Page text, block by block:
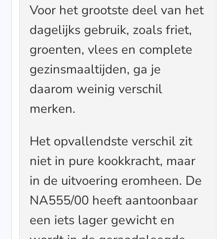
Voor het grootste deel van het
dagelijks gebruik, zoals friet,
groenten, vlees en complete
gezinsmaaltijden, ga je
daarom weinig verschil
merken.
Het opvallendste verschil zit
niet in pure kookkracht, maar
in de uitvoering eromheen. De
NA555/00 heeft aantoonbaar
een iets lager gewicht en